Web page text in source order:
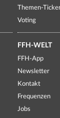
Themen-
Voting
FFH-WELT
FFH-App
Newsletter
Kontakt
Frequenzen
Jobs